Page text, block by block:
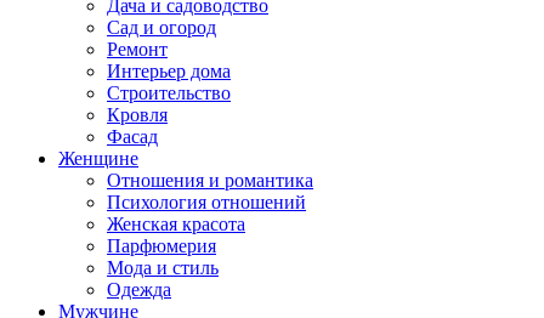
Дача и садоводство
Сад и огород
Ремонт
Интерьер дома
Строительство
Кровля
Фасад
Женщине
Отношения и романтика
Психология отношений
Женская красота
Парфюмерия
Мода и стиль
Одежда
Мужчине